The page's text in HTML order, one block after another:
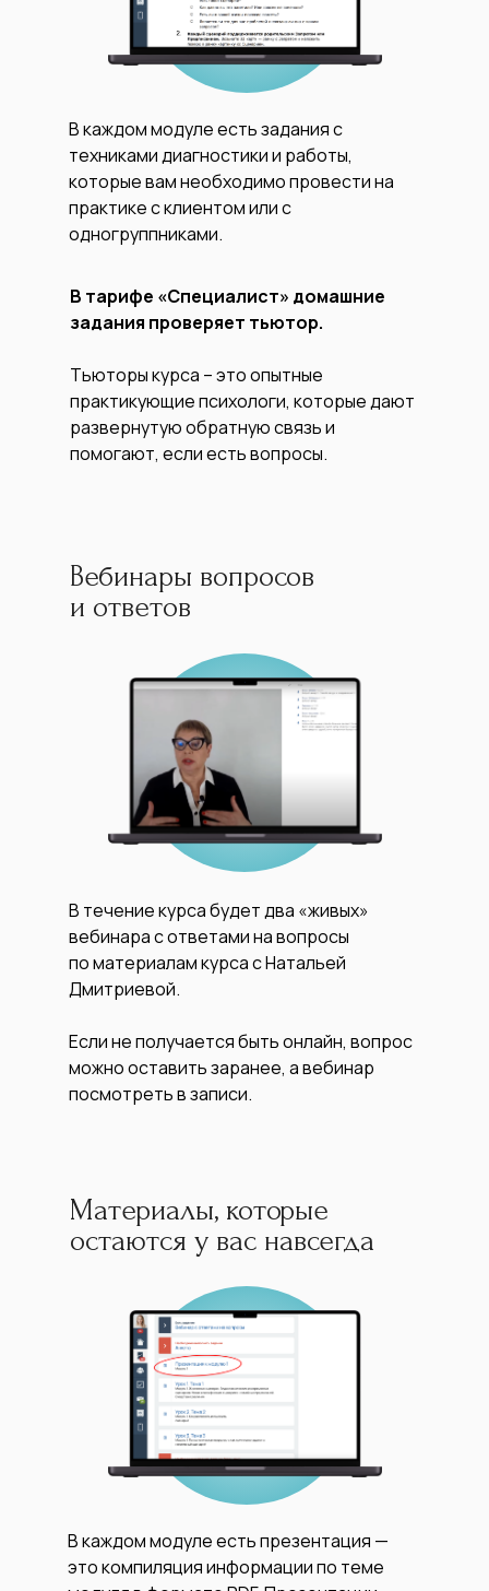
В тарифе «Специалист» домашние
задания проверяет тьютор.
Тьюторы курса – это опытные
практикующие психологи, которые дают
развернутую обратную связь и
помогают, если есть вопросы.
В каждом модуле есть задания с
техниками диагностики и работы,
которые вам необходимо провести на
практике с клиентом или с
одногруппниками.
В течение курса будет два «живых»
вебинара с ответами на вопросы
по материалам курса с Натальей
Дмитриевой.
Если не получается быть онлайн, вопрос
можно оставить заранее, а вебинар
посмотреть в записи.
Вебинары вопросов
и ответов
Материалы, которые
остаются у вас навсегда
В каждом модуле есть презентация —
это компиляция информации по теме